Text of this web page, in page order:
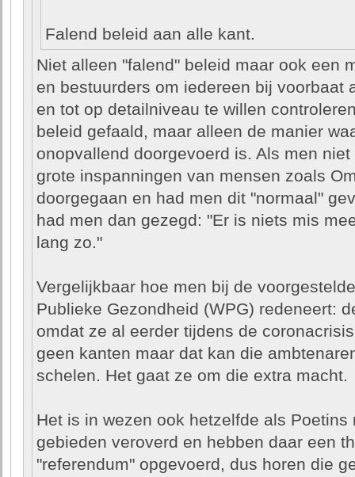
Falend beleid aan alle kant.
Niet alleen "falend" beleid maar ook een
en bestuurders om iedereen bij voorbaat
en tot op detailniveau te willen
beleid gefaald, maar alleen de manier
onopvallend doorgevoerd is. Als men
grote inspanningen van mensen zoals
doorgegaan en had men dit "normaal"
had men dan gezegd: "Er is niets mis
lang zo."
Vergelijkbaar hoe men bij de
Publieke Gezondheid (WPG) redeneert:
omdat ze al eerder tijdens de
geen kanten maar dat kan die
schelen. Het gaat ze om die extra macht.
Het is in wezen ook hetzelfde als
gebieden veroverd en hebben daar een
"referendum" opgevoerd, dus horen die